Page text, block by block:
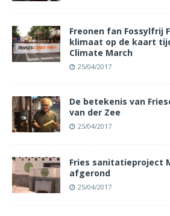
Freonen fan Fossylfrij
klimaat op de kaart
Climate March
25/04/2017
De betekenis van
van der Zee
25/04/2017
Fries sanitatieproject
afgerond
25/04/2017